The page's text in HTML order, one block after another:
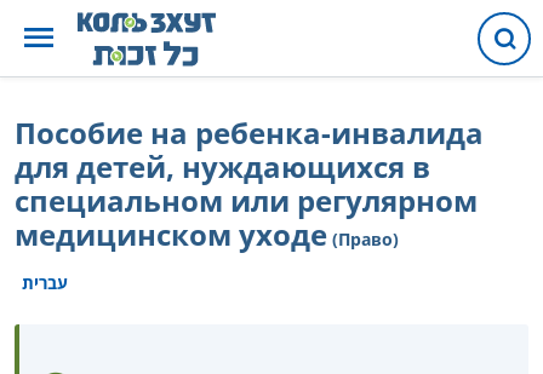
Пособие на ребенка-инвалида
для детей, нуждающихся в
специальном или регулярном
медицинском уходе (Право)
עברית